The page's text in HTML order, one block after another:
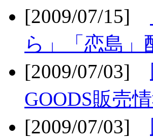
[2009/07/15]
ら」「恋島」
[2009/07/03]
GOODS販売
[2009/07/03]